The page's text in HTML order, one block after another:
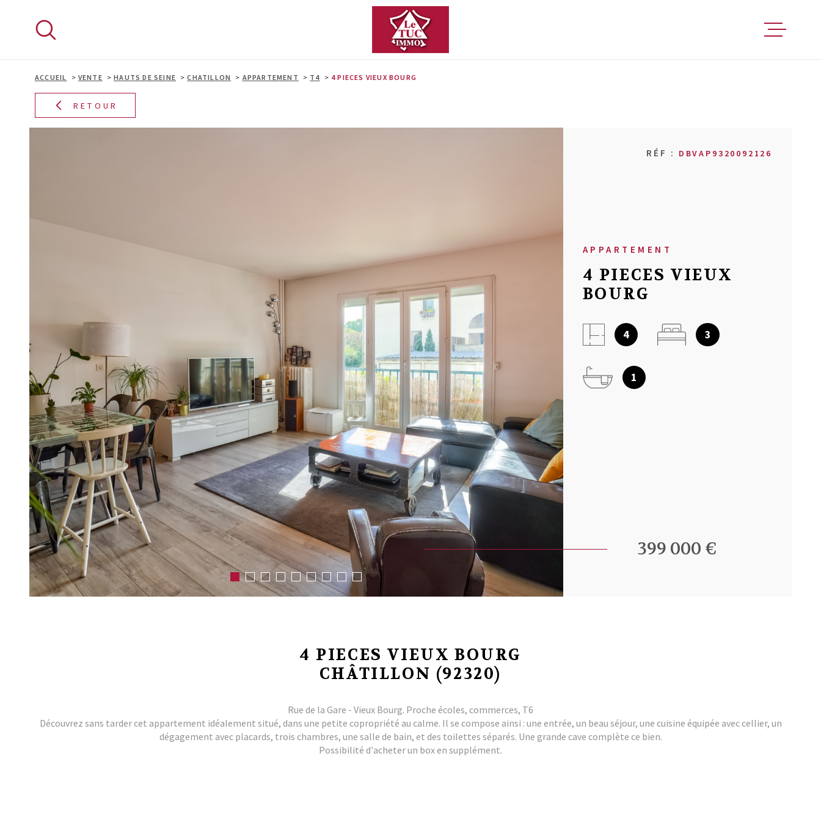
VENDRE
ACCUEIL VENTE HAUTS DE SEINE CHATILLON APPARTEMENT T4 4 PIECES VIEUX BOURG
RETOUR
RÉF : DBVAP9320092126
APPARTEMENT
4 PIECES VIEUX
BOURG
4 3
1
399 000 €
4 PIECES VIEUX BOURG
CHÂTILLON (92320)
Rue de la Gare - Vieux Bourg. Proche écoles, commerces, T6
Découvrez sans tarder cet appartement idéalement situé, dans une petite copropriété au calme. Il se compose ainsi : une entrée, un beau séjour, une cuisine équipée avec cellier, un
dégagement avec placards, trois chambres, une salle de bain, et des toilettes séparés. Une grande cave complète ce bien.
Possibilité d'acheter un box en supplément.